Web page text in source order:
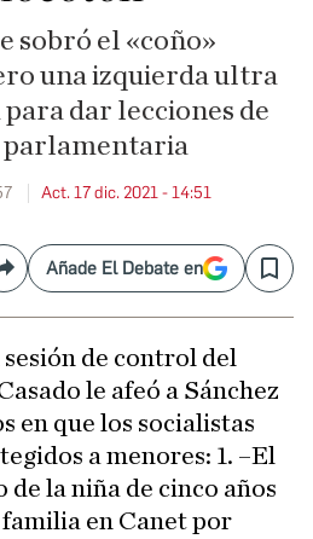
sobró el «coño»
una izquierda ultra
dar lecciones de
parlamentaria
Act. 17 dic. 2021 - 14:51
CompartirAñade El Debate en Save
sesión de control del
le afeó a Sánchez
en que los socialistas
a menores: 1. –El
la niña de cinco años
en Canet por